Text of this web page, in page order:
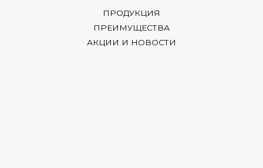
ПРОДУКЦИЯ
ПРЕИМУЩЕСТВА
АКЦИИ И НОВОСТИ